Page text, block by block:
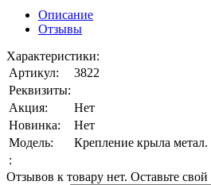
Описание
Отзывы
Характеристики:
Артикул:
3822
Реквизиты:
Акция:
Нет
Новинка:
Нет
Модель:
Крепление крыла
:
Отзывов к товару нет. Оставьте свой